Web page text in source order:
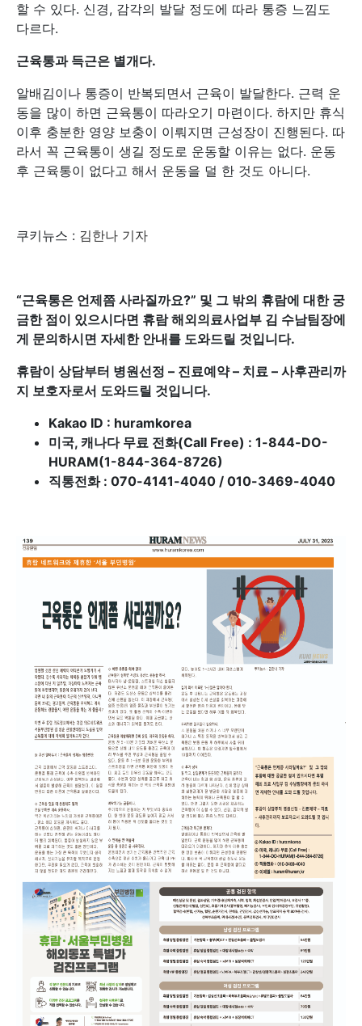
할 수 있다. 신경, 감각의 발달 정도에 따라 통증 느낌도
다르다.
근육통과 득근은 별개다.
알배김이나 통증이 반복되면서 근육이 발달한다. 근력 운
동을 많이 하면 근육통이 따라오기 마련이다. 하지만 휴식
이후 충분한 영양 보충이 이뤄지면 근성장이 진행된다. 따
라서 꼭 근육통이 생길 정도로 운동할 이유는 없다. 운동
후 근육통이 없다고 해서 운동을 덜 한 것도 아니다.
쿠키뉴스 : 김한나 기자
“근육통은 언제쯤 사라질까요?” 및 그 밖의 휴람에 대한 궁
금한 점이 있으시다면 휴람 해외의료사업부 김 수남팀장에
게 문의하시면 자세한 안내를 도와드릴 것입니다.
휴람이 상담부터 병원선정 – 진료예약 – 치료 – 사후관리까
지 보호자로서 도와드릴 것입니다.
Kakao ID : huramkorea
미국, 캐나다 무료 전화(Call Free) : 1-844-DO-
HURAM(1-844-364-8726)
직통전화 : 070-4141-4040 / 010-3469-4040